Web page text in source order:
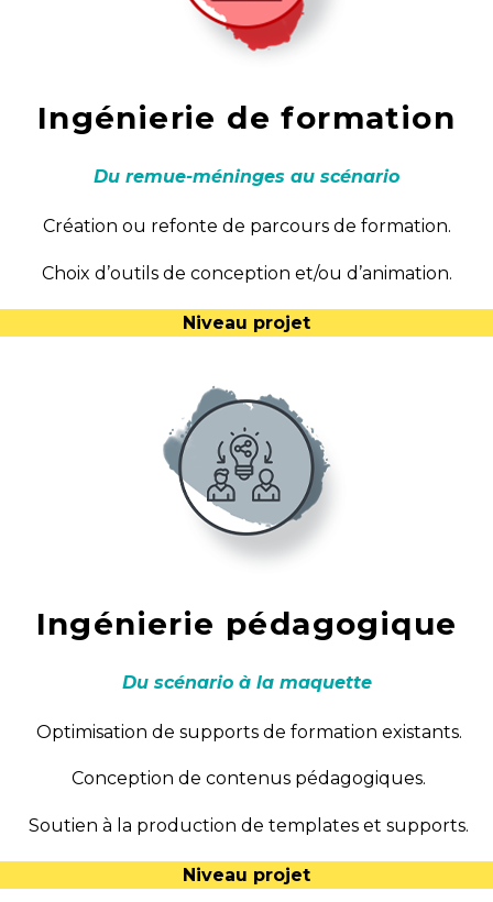
Ingénierie de formation
Du remue-méninges au scénario
Création ou refonte de parcours de formation.
Choix d’outils de conception et/ou d’animation.
Niveau projet
Ingénierie pédagogique
Du scénario à la maquette
Optimisation de supports de formation existants.
Conception de contenus pédagogiques.
Soutien à la production de templates et supports.
Niveau projet